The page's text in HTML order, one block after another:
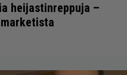
heijastinreppuja –